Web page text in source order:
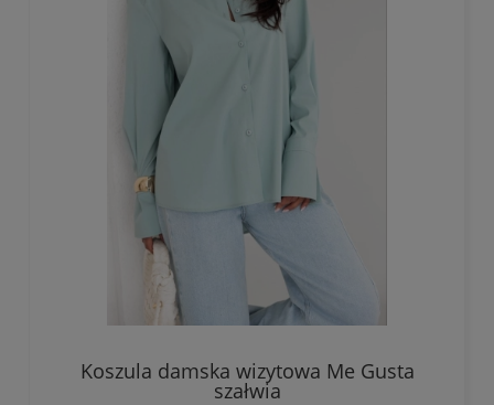
Koszula damska wizytowa Me Gusta
szałwia